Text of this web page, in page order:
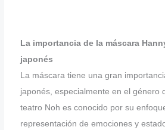
La importancia de la máscara
japonés
La máscara tiene una gran
japonés, especialmente en el género
teatro Noh es conocido por su
representación de emociones y